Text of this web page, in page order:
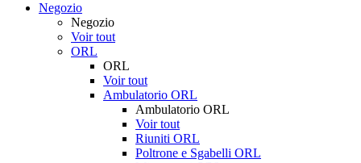
Negozio
Negozio
Voir tout
ORL
ORL
Voir tout
Ambulatorio ORL
Ambulatorio ORL
Voir tout
Riuniti ORL
Poltrone e Sgabelli ORL